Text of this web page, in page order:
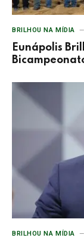
BRILHOU NA MÍDIA
Eunápolis
BRILHOU NA MÍDIA